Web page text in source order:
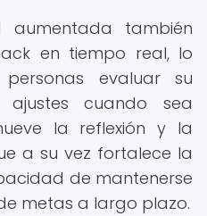
aumentada también
en tiempo real, lo
evaluar su
cuando sea
la reflexión y la
a su vez fortalece la
de mantenerse
metas a largo plazo.